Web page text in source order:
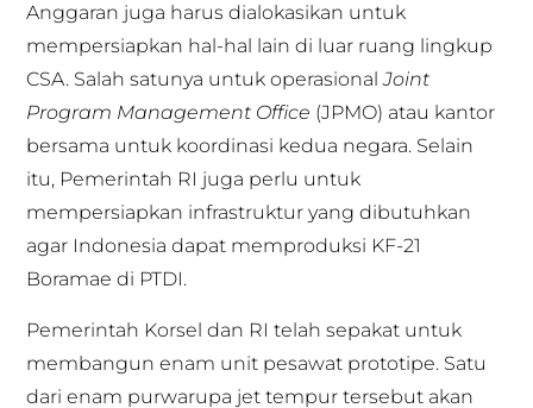
Anggaran juga harus dialokasikan untuk
mempersiapkan hal-hal lain di luar ruang lingkup
CSA. Salah satunya untuk operasionalJoint
Program Management Office (JPMO) atau kantor
bersama untuk koordinasi kedua negara. Selain
itu, Pemerintah RI juga perlu untuk
mempersiapkan infrastruktur yang dibutuhkan
agar Indonesia dapat memproduksi KF-21
Boramae di PTDI.
Pemerintah Korsel dan RI telah sepakat untuk
membangun enam unit pesawat prototipe. Satu
dari enam purwarupa jet tempur tersebut akan